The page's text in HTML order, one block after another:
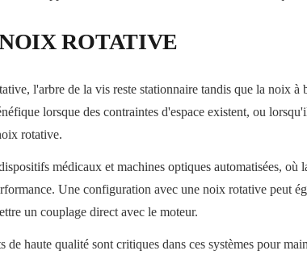
ROTATIVE
l'arbre de la vis reste stationnaire tandis que la noix à
lorsque des contraintes d'espace existent, ou
rotative.
médicaux et machines optiques automatisées, où
Une configuration avec une noix rotative peut
un couplage direct avec le moteur.
haute qualité sont critiques dans ces systèmes pour